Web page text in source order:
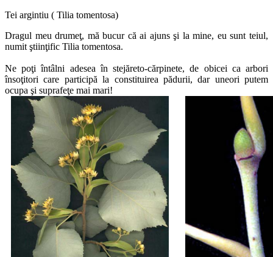
Tei argintiu ( Tilia tomentosa)
Dragul meu drumeţ, mă bucur că ai ajuns şi la mine, eu sunt teiul,
numit ştiinţific Tilia tomentosa.
Ne poţi întâlni adesea în stejăreto-cărpinete, de obicei ca arbori
însoţitori care participă la constituirea pădurii, dar uneori putem
ocupa şi suprafeţe mai mari!